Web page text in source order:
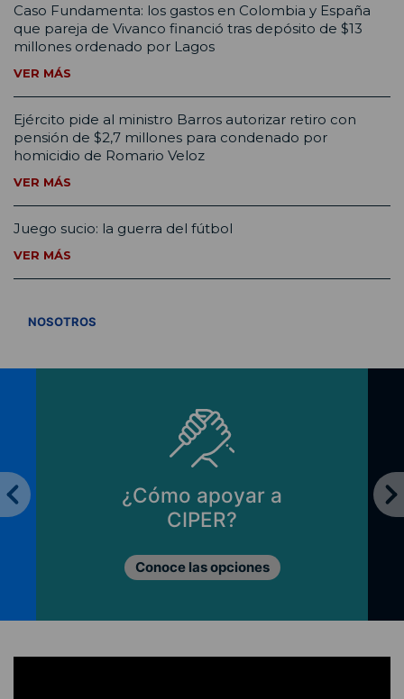
Caso Fundamenta: los gastos en Colombia y España
que pareja de Vivanco financió tras depósito de $13
millones ordenado por Lagos
VER MÁS
Ejército pide al ministro Barros autorizar retiro con
pensión de $2,7 millones para condenado por
homicidio de Romario Veloz
VER MÁS
Juego sucio: la guerra del fútbol
VER MÁS
NOSOTROS
¿Cómo apoyar a
CIPER?
Conoce las opciones